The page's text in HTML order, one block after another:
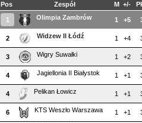
Pos Zespół M +/-
1 Olimpia Zambrów 1 +5
2 Widzew II Łódź 1 +4
3 Wigry Suwałki 1 +2
4 Jagiellonia II Białystok 1 +1
4 Pelikan Łowicz 1 +1
6 KTS Weszło Warszawa 1 +1